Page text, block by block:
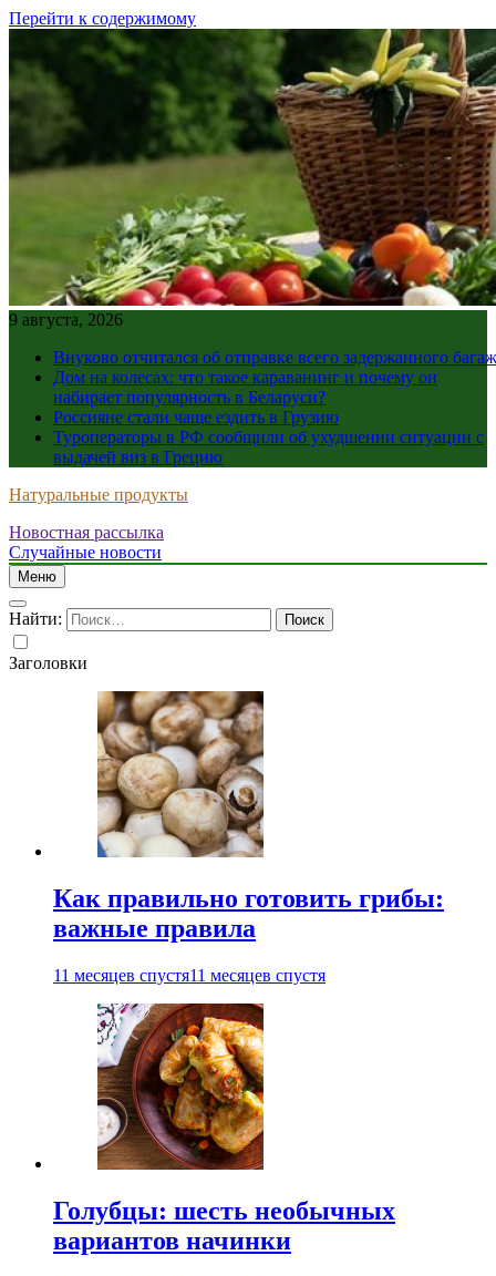
Перейти к содержимому
9 августа, 2026
Внуково отчитался об отправке всего задержанного
Дом на колесах: что такое караванинг и почему он
набирает популярность в Беларуси?
Россияне стали чаще ездить в Грузию
Туроператоры в РФ сообщили об ухудшении ситуации с
выдачей виз в Грецию
Натуральные продукты
Новостная рассылка
Случайные новости
Меню
Найти:
Заголовки
Как правильно готовить грибы:
важные правила
11 месяцев спустя11 месяцев спустя
Голубцы: шесть необычных
вариантов начинки